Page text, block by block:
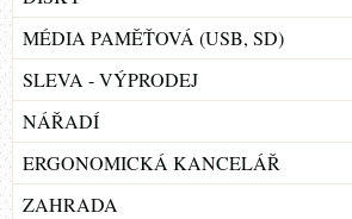
MÉDIA PAMĚŤOVÁ (USB, SD)
SLEVA - VÝPRODEJ
NÁŘADÍ
ERGONOMICKÁ KANCELÁŘ
ZAHRADA